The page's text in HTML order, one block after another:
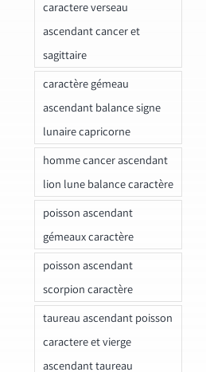
caractere verseau
ascendant cancer et
sagittaire
caractère gémeau
ascendant balance signe
lunaire capricorne
homme cancer ascendant
lion lune balance caractère
poisson ascendant
gémeaux caractère
poisson ascendant
scorpion caractère
taureau ascendant poisson
caractere et vierge
ascendant taureau